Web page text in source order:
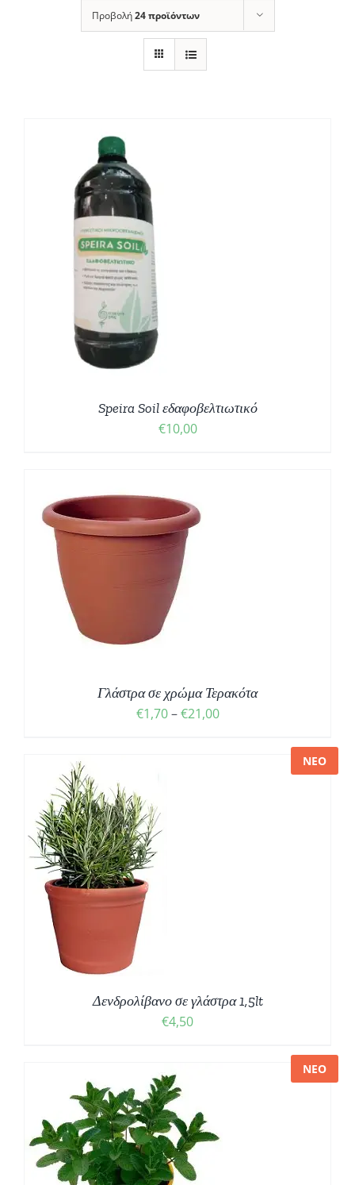
Προβολή24 προϊόντων
Speira Soil εδαφοβελτιωτικό
€10,00
Γλάστρα σε χρώμα Τερακότα
€1,70 – €21,00Price
ΝΕΟ
Δενδρολίβανο σε γλάστρα 1,5lt
€4,50
ΝΕΟ